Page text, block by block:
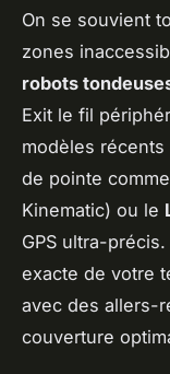
On se souvient
zones
robots
Exit le fil
modèles récents
de pointe
Kinematic) ou le
GPS ultra-
exacte de votre
avec des allers-
couverture